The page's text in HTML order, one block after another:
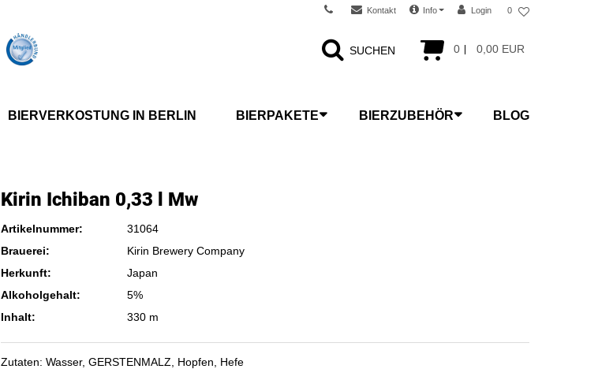
Kontakt Info Login 0
0 0,00 EUR
SUCHEN
BIERVERKOSTUNG IN BERLIN BIERPAKETE BIERZUBEHÖR BLOG
Kirin Ichiban 0,33 l Mw
Artikelnummer:
31064
Brauerei:
Kirin Brewery Company
Herkunft:
Japan
Alkoholgehalt:
5%
Inhalt:
330 m
Zutaten: Wasser, GERSTENMALZ, Hopfen, Hefe